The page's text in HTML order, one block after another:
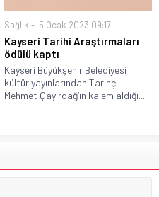
Sağlık 5 Ocak 2023 09:17
Kayseri Tarihi Araştırmaları
ödülü kaptı
Kayseri Büyükşehir Belediyesi
kültür yayınlarından Tarihçi
Mehmet Çayırdağ’ın kalem aldığı...